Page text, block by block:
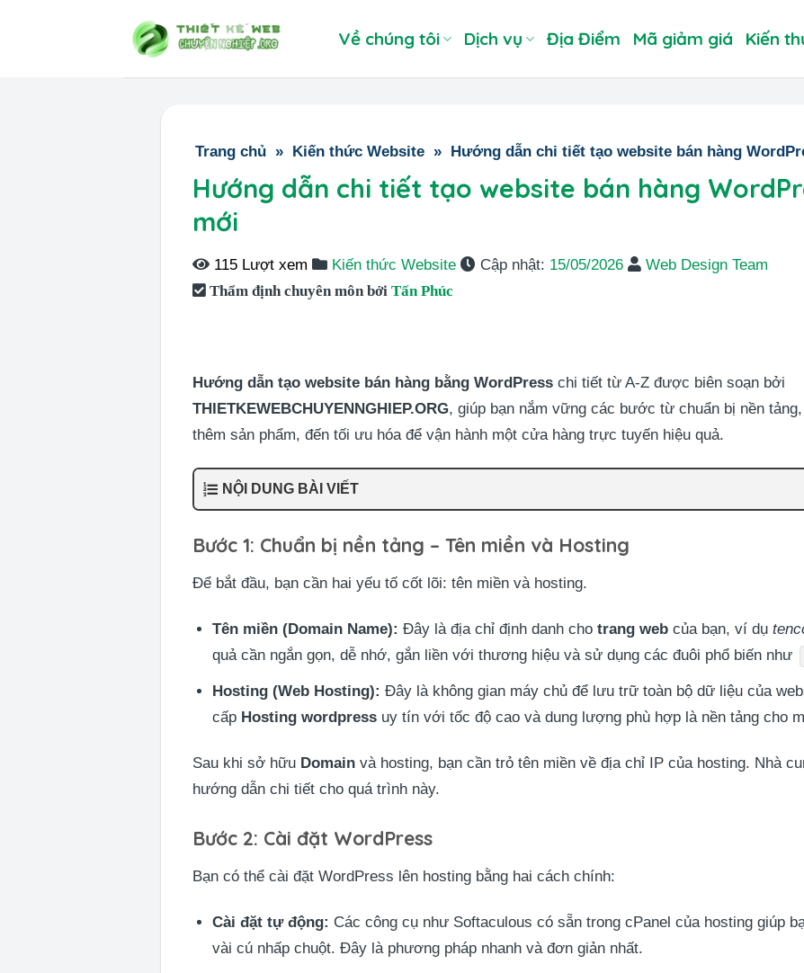
Về chúng tôi Dịch vụ Địa Điểm Mã giảm giá Kiến
Trang chủ » Kiến thức Website » Hướng dẫn chi tiết tạo website bán hàng
Hướng dẫn chi tiết tạo website bán hàng
mới
115 Lượt xem Kiến thức Website Cập nhật: 15/05/2026 Web Design Team
Thẩm định chuyên môn bởiTấn Phúc
Hướng dẫn tạo website bán hàng bằng WordPress chi tiết từ A-Z được biên soạn bởi
THIETKEWEBCHUYENNGHIEP.ORG, giúp bạn nắm vững các bước từ chuẩn bị nền
thêm sản phẩm, đến tối ưu hóa để vận hành một cửa hàng trực tuyến hiệu quả.
NỘI DUNG BÀI VIẾT
Bước 1: Chuẩn bị nền tảng – Tên miền và Hosting
Để bắt đầu, bạn cần hai yếu tố cốt lõi: tên miền và hosting.
Tên miền (Domain Name): Đây là địa chỉ định danh chotrang web của bạn, ví dụ
quả cần ngắn gọn, dễ nhớ, gắn liền với thương hiệu và sử dụng các đuôi phổ biến như
Hosting (Web Hosting): Đây là không gian máy chủ để lưu trữ toàn bộ dữ liệu của
cấp Hosting wordpress uy tín với tốc độ cao và dung lượng phù hợp là nền tảng cho
Sau khi sở hữu Domain và hosting, bạn cần trỏ tên miền về địa chỉ IP của hosting. Nhà
hướng dẫn chi tiết cho quá trình này.
Bước 2: Cài đặt WordPress
Bạn có thể cài đặt WordPress lên hosting bằng hai cách chính:
Cài đặt tự động: Các công cụ như Softaculous có sẵn trong cPanel của hosting giúp
vài cú nhấp chuột. Đây là phương pháp nhanh và đơn giản nhất.